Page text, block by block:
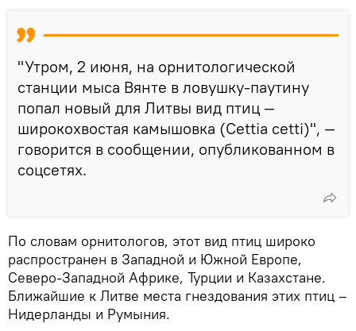
"Утром, 2 июня, на орнитологической
станции мыса Вянте в ловушку-паутину
попал новый для Литвы вид птиц —
широкохвостая камышовка (Cettia cetti)", —
говорится в сообщении, опубликованном в
соцсетях.
По словам орнитологов, этот вид птиц широко
распространен в Западной и Южной Европе,
Северо-Западной Африке, Турции и Казахстане.
Ближайшие к Литве места гнездования этих птиц –
Нидерланды и Румыния.